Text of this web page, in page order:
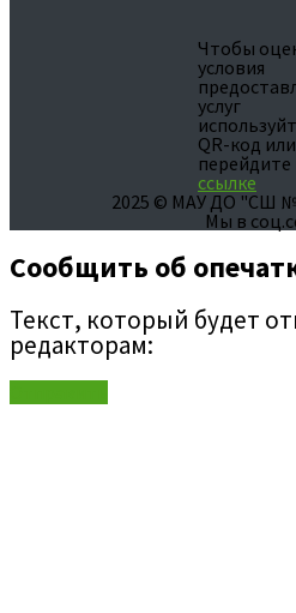
Чтобы
условия
услуг
QR-код или
перейдите
ссылке
2025 © МАУ ДО "СШ
Мы в
Сообщить об
Текст, который будет
редакторам: